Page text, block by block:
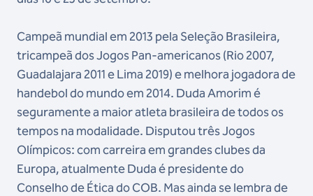
Campeã mundial em 2013 pela Seleção Brasileira,
tricampeã dos Jogos Pan-americanos (Rio 2007,
Guadalajara 2011 e Lima 2019) e melhora jogadora de
handebol do mundo em 2014. Duda Amorim é
seguramente a maior atleta brasileira de todos os
tempos na modalidade. Disputou três Jogos
Olímpicos: com carreira em grandes clubes da
Europa, atualmente Duda é presidente do
Conselho de Ética do COB. Mas ainda se lembra de